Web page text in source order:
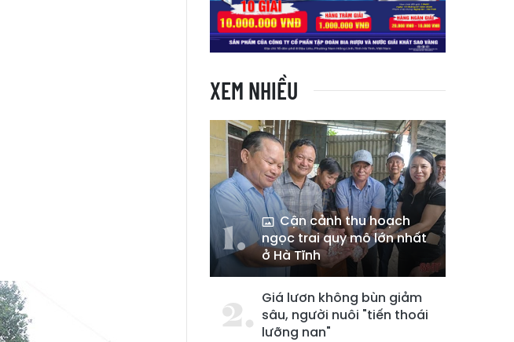
XEM NHIỀU
Cận cảnh thu hoạch
ngọc trai quy mô lớn nhất
ở Hà Tĩnh
Giá lươn không bùn giảm
sâu, người nuôi "tiến thoái
lưỡng nan"